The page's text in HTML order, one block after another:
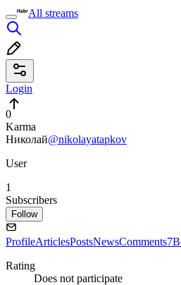
All streams
Login
0
Karma
Николай@nikolayatapkov
User
1
Subscribers
Follow
ProfileArticlesPostsNewsComments7
Rating
Does not participate